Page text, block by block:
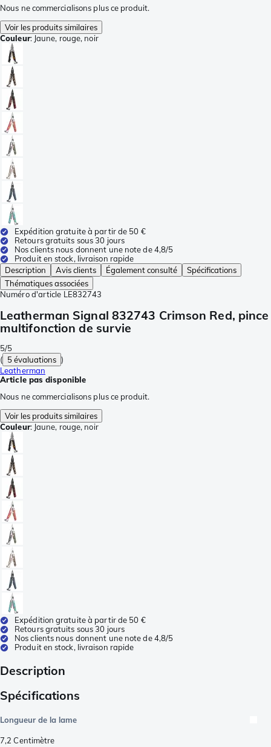
Nous ne commercialisons plus ce produit.
Voir les produits similaires
Couleur: Jaune, rouge, noir
Expédition gratuite à partir de 50 €
Retours gratuits sous 30 jours
Nos clients nous donnent une note de 4,8/5
Produit en stock, livraison rapide
Description
Avis clients Également consulté
Spécifications
Thématiques associées
Numéro d'article LE832743
Leatherman Signal 832743 Crimson Red, pince
multifonction de survie
5/5
( 5 évaluations )
Leatherman
Article pas disponible
Nous ne commercialisons plus ce produit.
Voir les produits similaires
Couleur: Jaune, rouge, noir
Expédition gratuite à partir de 50 €
Retours gratuits sous 30 jours
Nos clients nous donnent une note de 4,8/5
Produit en stock, livraison rapide
Description
Spécifications
Longueur de la lame
7,2 Centimètre